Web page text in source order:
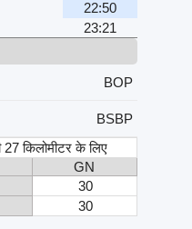
22:50
23:21
BOP
BSBP
27 किलोमीटर के लिए
GN
30
30